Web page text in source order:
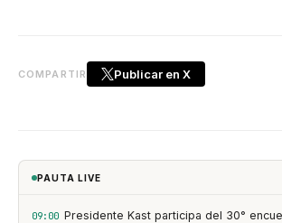
COMPARTIR Publicar en X
PAUTA LIVE
09:00 Presidente Kast participa del 30°